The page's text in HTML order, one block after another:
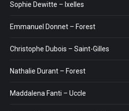
Sophie Dewitte – Ixelles
Emmanuel Donnet – Forest
Christophe Dubois – Saint-Gilles
Nathalie Durant – Forest
Maddalena Fanti – Uccle